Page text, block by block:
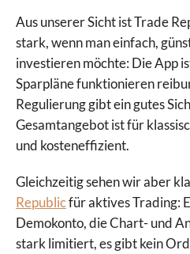
Aus unserer Sicht ist Trade
stark, wenn man einfach,
investieren möchte: Die App
Sparpläne funktionieren
Regulierung gibt ein gutes
Gesamtangebot ist für
und kosteneffizient.
Gleichzeitig sehen wir aber
Republicfür aktives Trading:
Demokonto, die Chart- und
stark limitiert, es gibt kein